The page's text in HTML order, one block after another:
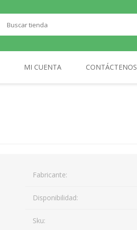
MI CUENTA CONTÁCTENOS
Fabricante:
Disponibilidad:
Sku: